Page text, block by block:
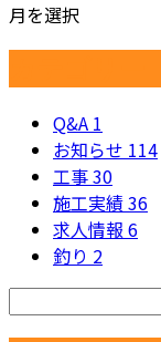
月を選択
Q&A 1
お知らせ 114
工事30
施工実績36
求人情報 6
釣り 2